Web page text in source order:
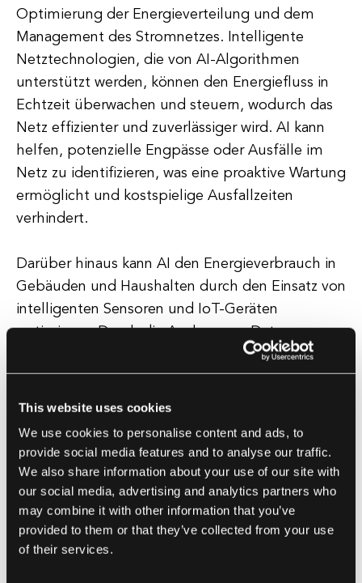
This website uses cookies
We use cookies to personalise content and ads, to
provide social media features and to analyse our traffic.
We also share information about your use of our site with
our social media, advertising and analytics partners who
may combine it with other information that you’ve
provided to them or that they’ve collected from your use
of their services.
Optimierung der Energieverteilung und dem
Management des Stromnetzes. Intelligente
Netztechnologien, die von AI-Algorithmen
unterstützt werden, können den Energiefluss in
Echtzeit überwachen und steuern, wodurch das
Netz effizienter und zuverlässiger wird. AI kann
helfen, potenzielle Engpässe oder Ausfälle im
Netz zu identifizieren, was eine proaktive Wartung
ermöglicht und kostspielige Ausfallzeiten
verhindert.
Darüber hinaus kann AI den Energieverbrauch in
Gebäuden und Haushalten durch den Einsatz von
intelligenten Sensoren und IoT-Geräten
optimieren. Durch die Analyse von Daten aus
diesen Geräten können AI-Algorithmen
Heizungs-, Kühl- und Beleuchtungssysteme
anpassen, um die Energieeffizienz zu maximieren
senkt nicht nur die Energiekosten für
Verbraucher, sondern hilft auch, den gesamten
Energieverbrauch und die Kohlenstoffemissionen
zu reduzieren.
Im Sektor der erneuerbaren Energien wird AI